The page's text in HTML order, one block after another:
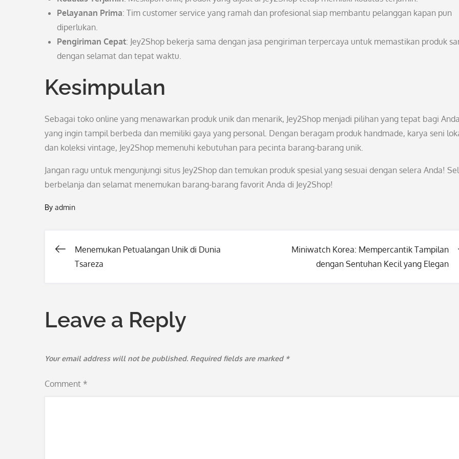
Pelayanan Prima: Tim customer service yang ramah dan profesional siap membantu pelanggan kapan pun
diperlukan.
Pengiriman Cepat: Jey2Shop bekerja sama dengan jasa pengiriman terpercaya untuk memastikan produk
dengan selamat dan tepat waktu.
Kesimpulan
Sebagai toko online yang menawarkan produk unik dan menarik, Jey2Shop menjadi pilihan yang tepat bagi Anda
yang ingin tampil berbeda dan memiliki gaya yang personal. Dengan beragam produk handmade, karya seni
dan koleksi vintage, Jey2Shop memenuhi kebutuhan para pecinta barang-barang unik.
Jangan ragu untuk mengunjungi situs Jey2Shop dan temukan produk spesial yang sesuai dengan selera Anda!
berbelanja dan selamat menemukan barang-barang favorit Anda di Jey2Shop!
By admin
Post
Menemukan Petualangan Unik di Dunia
Tsareza
Miniwatch Korea: Mempercantik Tampilan
dengan Sentuhan Kecil yang Elegan
Leave a Reply
Your email address will not be published. Required fields are marked *
Comment *